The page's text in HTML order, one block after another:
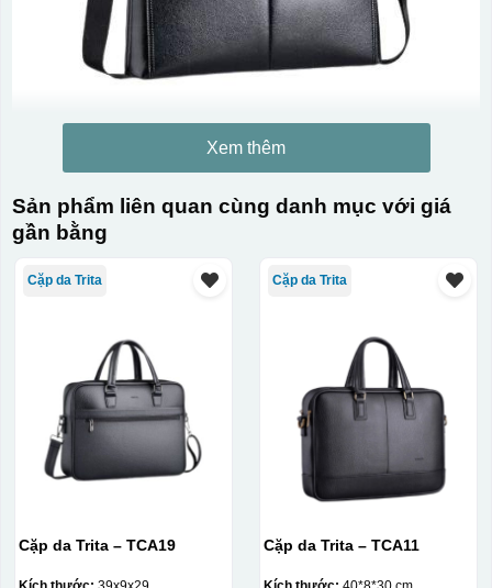
Xem thêm
Sản phẩm liên quan cùng danh mục với giá
gần bằng
Cặp da Trita
Cặp da Trita – TCA19
Cặp da Trita
Cặp da Trita – TCA11